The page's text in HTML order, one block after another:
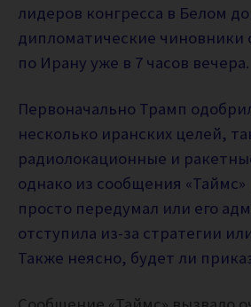
лидеров конгресса в Белом
дипломатические чиновники
по Ирану уже в 7 часов вечера.
Первоначально Трамп
несколько иранских целей,
радиолокационные и
однако из сообщения
просто передумал или его
отступила из-за стратегии
Также неясно, будет ли